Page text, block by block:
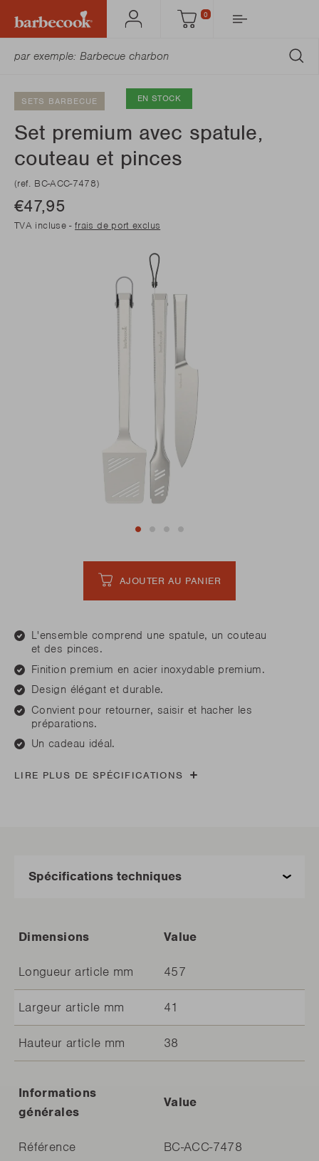
Mon
Panier
0
SETS BARBECUE EN STOCK
Set premium avec spatule,
couteau et pinces
(ref. BC-ACC-7478)
€47,95
TVA incluse -frais de port exclus
AJOUTER AU PANIER
L'ensemble comprend une spatule, un couteau
et des pinces.
Finition premium en acier inoxydable premium.
Design élégant et durable.
Convient pour retourner, saisir et hacher les
préparations.
Un cadeau idéal.
LIRE PLUS DE SPÉCIFICATIONS
Dimensions Value
Longueur article mm 457
Largeur article mm 41
Hauteur article mm 38
Informations
générales
Value
Référence BC-ACC-7478